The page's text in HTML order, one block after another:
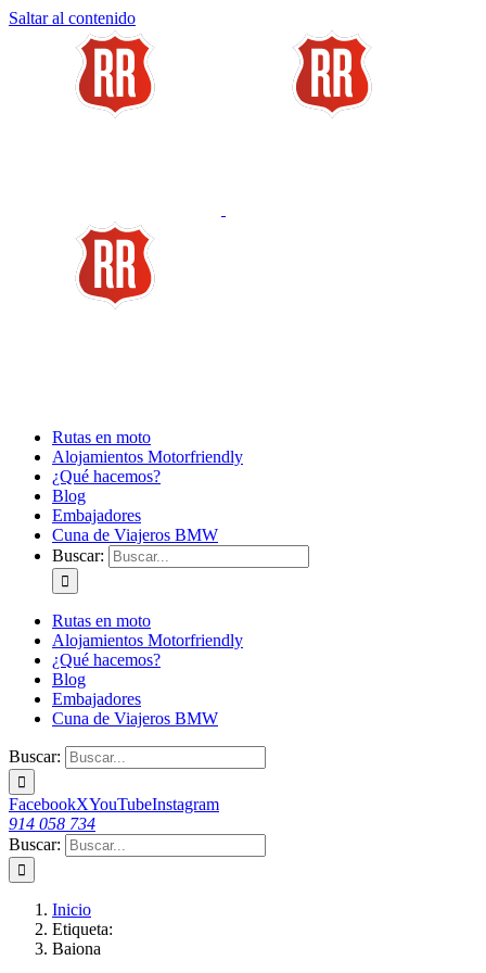
Saltar al contenido
Rutas en moto
Alojamientos Motorfriendly
¿Qué hacemos?
Blog
Embajadores
Cuna de Viajeros BMW
Buscar:
Rutas en moto
Alojamientos Motorfriendly
¿Qué hacemos?
Blog
Embajadores
Cuna de Viajeros BMW
Buscar:
FacebookXYouTubeInstagram
914 058 734
Buscar:
Inicio
Etiqueta:
Baiona